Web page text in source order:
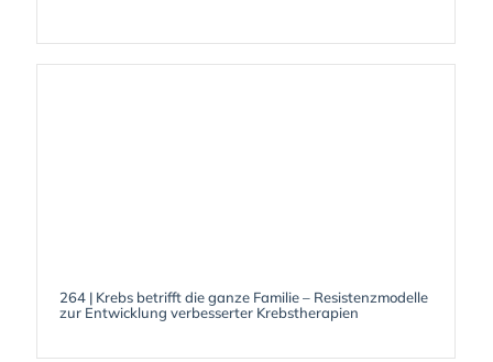
264 | Krebs betrifft die ganze Familie – Resistenzmodelle
zur Entwicklung verbesserter Krebstherapien